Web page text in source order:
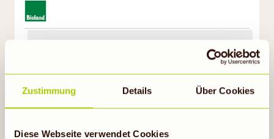
Zustimmung Details Über Cookies
Diese Webseite verwendet Cookies
Gültig bis 11.08.26